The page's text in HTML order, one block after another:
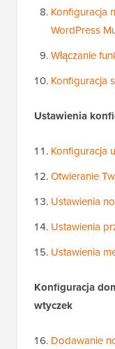
Konfiguracja
WordPress
Włączanie
Konfiguracja
Ustawienia
Konfiguracja
Otwieranie
Ustawienia
Ustawienia
Ustawienia
Konfiguracja
wtyczek
Dodawanie